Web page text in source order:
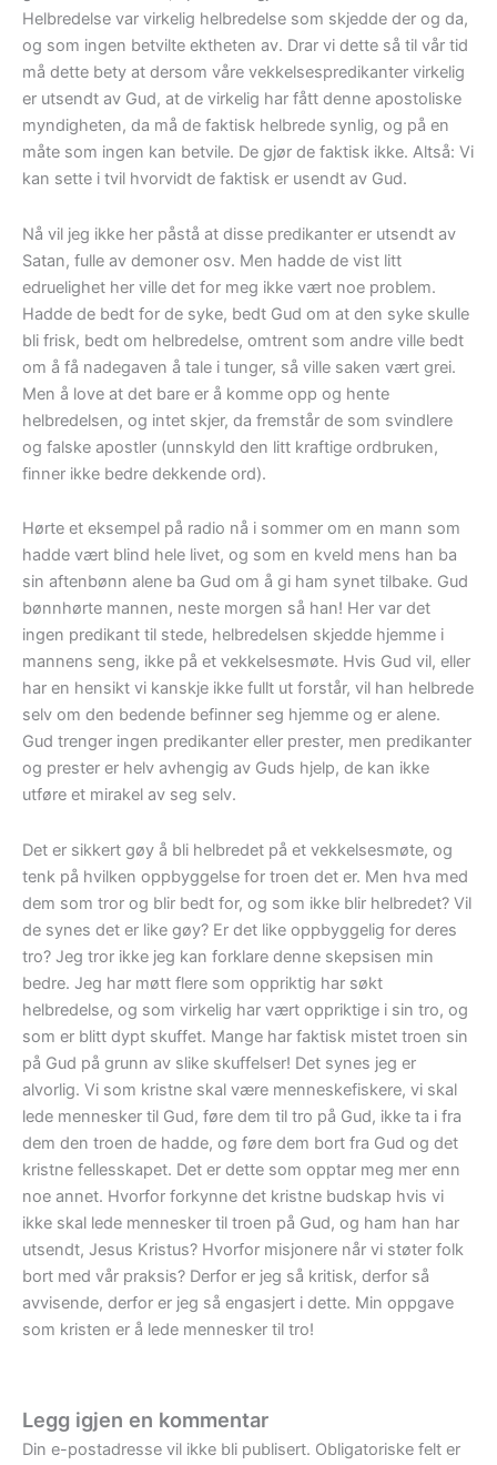
Helbredelse var virkelig helbredelse som skjedde der og da,
og som ingen betvilte ektheten av. Drar vi dette så til vår tid
må dette bety at dersom våre vekkelsespredikanter virkelig
er utsendt av Gud, at de virkelig har fått denne apostoliske
myndigheten, da må de faktisk helbrede synlig, og på en
måte som ingen kan betvile. De gjør de faktisk ikke. Altså: Vi
kan sette i tvil hvorvidt de faktisk er usendt av Gud.
Nå vil jeg ikke her påstå at disse predikanter er utsendt av
Satan, fulle av demoner osv. Men hadde de vist litt
edruelighet her ville det for meg ikke vært noe problem.
Hadde de bedt for de syke, bedt Gud om at den syke skulle
bli frisk, bedt om helbredelse, omtrent som andre ville bedt
om å få nadegaven å tale i tunger, så ville saken vært grei.
Men å love at det bare er å komme opp og hente
helbredelsen, og intet skjer, da fremstår de som svindlere
og falske apostler (unnskyld den litt kraftige ordbruken,
finner ikke bedre dekkende ord).
Hørte et eksempel på radio nå i sommer om en mann som
hadde vært blind hele livet, og som en kveld mens han ba
sin aftenbønn alene ba Gud om å gi ham synet tilbake. Gud
bønnhørte mannen, neste morgen så han! Her var det
ingen predikant til stede, helbredelsen skjedde hjemme i
mannens seng, ikke på et vekkelsesmøte. Hvis Gud vil, eller
har en hensikt vi kanskje ikke fullt ut forstår, vil han helbrede
selv om den bedende befinner seg hjemme og er alene.
Gud trenger ingen predikanter eller prester, men predikanter
og prester er helv avhengig av Guds hjelp, de kan ikke
utføre et mirakel av seg selv.
Det er sikkert gøy å bli helbredet på et vekkelsesmøte, og
tenk på hvilken oppbyggelse for troen det er. Men hva med
dem som tror og blir bedt for, og som ikke blir helbredet? Vil
de synes det er like gøy? Er det like oppbyggelig for deres
tro? Jeg tror ikke jeg kan forklare denne skepsisen min
bedre. Jeg har møtt flere som oppriktig har søkt
helbredelse, og som virkelig har vært oppriktige i sin tro, og
som er blitt dypt skuffet. Mange har faktisk mistet troen sin
på Gud på grunn av slike skuffelser! Det synes jeg er
alvorlig. Vi som kristne skal være menneskefiskere, vi skal
lede mennesker til Gud, føre dem til tro på Gud, ikke ta i fra
dem den troen de hadde, og føre dem bort fra Gud og det
kristne fellesskapet. Det er dette som opptar meg mer enn
noe annet. Hvorfor forkynne det kristne budskap hvis vi
ikke skal lede mennesker til troen på Gud, og ham han har
utsendt, Jesus Kristus? Hvorfor misjonere når vi støter folk
bort med vår praksis? Derfor er jeg så kritisk, derfor så
avvisende, derfor er jeg så engasjert i dette. Min oppgave
som kristen er å lede mennesker til tro!
Legg igjen en kommentar
Din e-postadresse vil ikke bli publisert. Obligatoriske felt er